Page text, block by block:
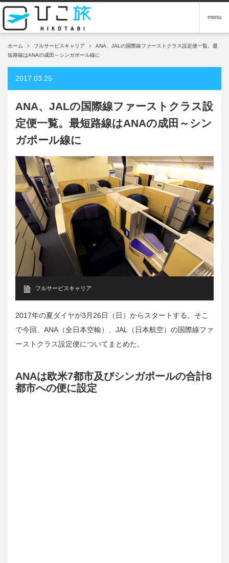
menu
ホーム フルサービスキャリア
ANA、JALの国際線ファーストクラス設定便一覧。最
短路線はANAの成田～シンガポール線に
2017.03.25
ANA、JALの国際線ファーストクラス設
定便一覧。最短路線はANAの成田～シン
ガポール線に
フルサービスキャリア
2017年の夏ダイヤが3月26日（日）からスタートする。そこ
で今回、ANA（全日本空輸）、JAL（日本航空）の国際線ファ
ーストクラス設定便についてまとめた。
ANAは欧米7都市及びシンガポールの合計8
都市への便に設定